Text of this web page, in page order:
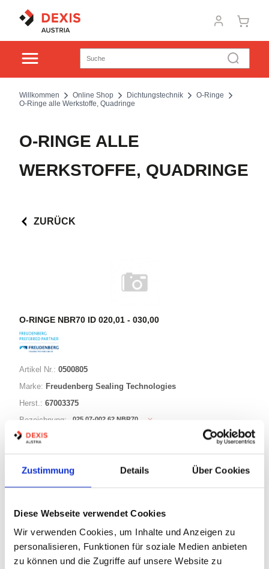
Zustimmung Details Über Cookies
Diese Webseite verwendet Cookies
Wir verwenden Cookies, um Inhalte und Anzeigen zu
personalisieren, Funktionen für soziale Medien anbieten
zu können und die Zugriffe auf unsere Website zu
Willkommen Online Shop Dichtungstechnik
O-Ringe
O-Ringe alle Werkstoffe, Quadringe
O-RINGE ALLE
WERKSTOFFE, QUADRINGE
ZURÜCK
O-RINGE NBR70 ID 020,01 - 030,00
Artikel Nr.: 0500805
Marke: Freudenberg Sealing Technologies
Herst.: 67003375
Bezeichnung:
025,07-002,62 NBR70
ID: 25,07mm
STK Warenkorb
Auf Lager